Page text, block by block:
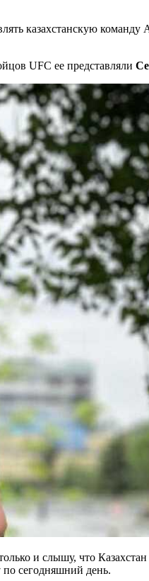
казахстанскую
UFC ее представляли
и слышу, что
сегодняшний день.